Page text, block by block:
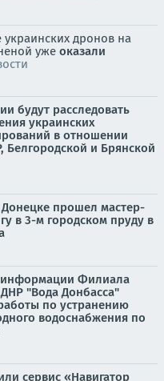
дронов на
уже оказали
будут расследовать
украинских
в отношении
и Брянской
Донецке прошел мастер-
в 3-м городском пруду в
информации Филиала
"Вода Донбасса"
по устранению
водоснабжения по
сервис «Навигатор